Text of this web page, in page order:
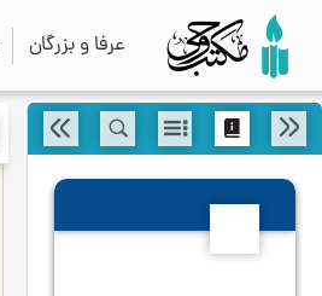
عرفا و بزرگان